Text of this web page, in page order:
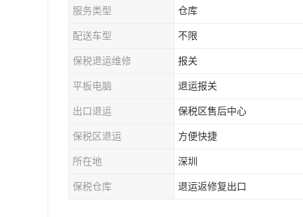
服务类型 仓库
配送车型 不限
保税退运维修 报关
平板电脑 退运报关
出口退运 保税区售后中心
保税区退运 方便快捷
所在地 深圳
保税仓库 退运返修复出口